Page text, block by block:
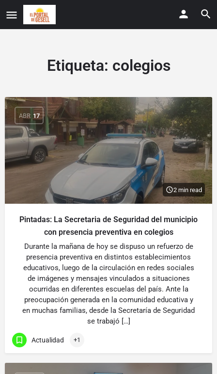
Etiqueta: colegios
ABR 17
2 min read
Pintadas: La Secretaria de Seguridad del municipio
con presencia preventiva en colegios
Durante la mañana de hoy se dispuso un refuerzo de
presencia preventiva en distintos establecimientos
educativos, luego de la circulación en redes sociales
de imágenes y mensajes vinculados a situaciones
ocurridas en diferentes escuelas del país. Ante la
preocupación generada en la comunidad educativa y
en muchas familias, desde la Secretaría de Seguridad
se trabajó […]
Actualidad +1